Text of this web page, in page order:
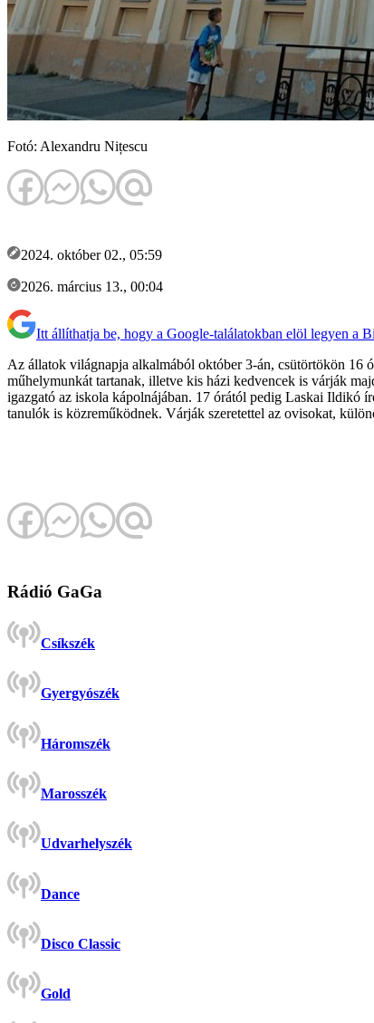
Fotó: Alexandru Nițescu
2024. október 02., 05:59
2026. március 13., 00:04
Itt állíthatja be, hogy a Google-találatokban elöl legyen a
Az állatok világnapja alkalmából október 3-án, csütörtökön 16
műhelymunkát tartanak, illetve kis házi kedvencek is várják
igazgató az iskola kápolnájában. 17 órától pedig Laskai Ildikó
tanulók is közreműködnek. Várják szeretettel az ovisokat,
Rádió GaGa
Csíkszék
Gyergyószék
Háromszék
Marosszék
Udvarhelyszék
Dance
Disco Classic
Gold